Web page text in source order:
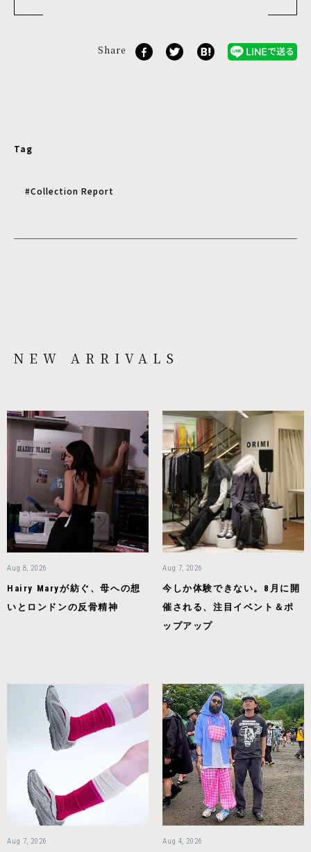
Share
Tag
#Collection Report
NEW ARRIVALS
Aug 8, 2026
Hairy Maryが紡ぐ、母への想
いとロンドンの反骨精神
Aug 7, 2026
今しか体験できない。8月に開
催される、注目イベント＆ポ
ップアップ
Aug 7, 2026 Aug 4, 2026